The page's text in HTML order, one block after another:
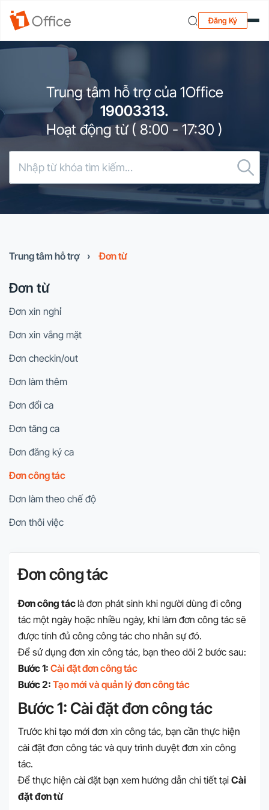
Đăng Ký
Trung tâm hỗ trợ của 1Office
19003313.
Hoạt động từ ( 8:00 - 17:30 )
Trung tâm hỗ trợ › Đơn từ
Đơn từ
Đơn xin nghỉ
Đơn xin vắng mặt
Đơn checkin/out
Đơn làm thêm
Đơn đổi ca
Đơn tăng ca
Đơn đăng ký ca
Đơn công tác
Đơn làm theo chế độ
Đơn thôi việc
Đơn công tác
Đơn công táclà đơn phát sinh khi người dùng đi công
tác một ngày hoặc nhiều ngày, khi làm đơn công tác sẽ
được tính đủ công công tác cho nhân sự đó.
Để sử dụng đơn xin công tác, bạn theo dõi 2 bước sau:
Bước 1: Cài đặt đơn công tác
Bước 2: Tạo mới và quản lý đơn công tác
Bước 1: Cài đặt đơn công tác
Trước khi tạo mới đơn xin công tác, bạn cần thực hiện
cài đặt đơn công tác và quy trình duyệt đơn xin công
tác.
Để thực hiện cài đặt bạn xem hướng dẫn chi tiết tại Cài
đặt đơn từ